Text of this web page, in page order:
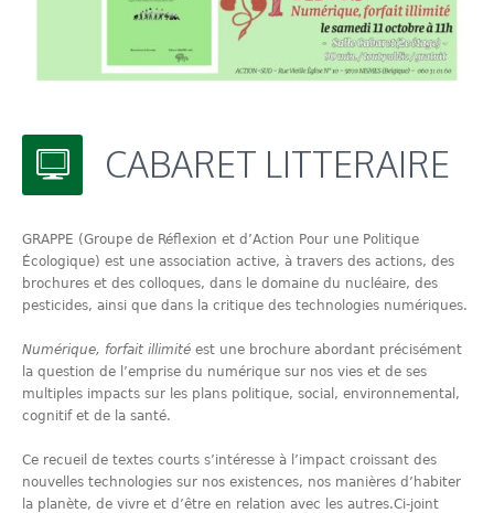
CABARET LITTERAIRE
GRAPPE (Groupe de Réflexion et d’Action Pour une Politique
Écologique) est une association active, à travers des actions, des
brochures et des colloques, dans le domaine du nucléaire, des
pesticides, ainsi que dans la critique des technologies numériques.
Numérique, forfait illimité est une brochure abordant précisément
la question de l’emprise du numérique sur nos vies et de ses
multiples impacts sur les plans politique, social, environnemental,
cognitif et de la santé.
Ce recueil de textes courts s’intéresse à l’impact croissant des
nouvelles technologies sur nos existences, nos manières d’habiter
la planète, de vivre et d’être en relation avec les autres.Ci-joint